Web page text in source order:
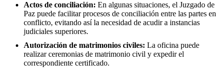
Actos de conciliación: En algunas situaciones, el Juzgado de
Paz puede facilitar procesos de conciliación entre las partes en
conflicto, evitando así la necesidad de acudir a instancias
judiciales superiores.
Autorización de matrimonios civiles: La oficina puede
realizar ceremonias de matrimonio civil y expedir el
correspondiente certificado.